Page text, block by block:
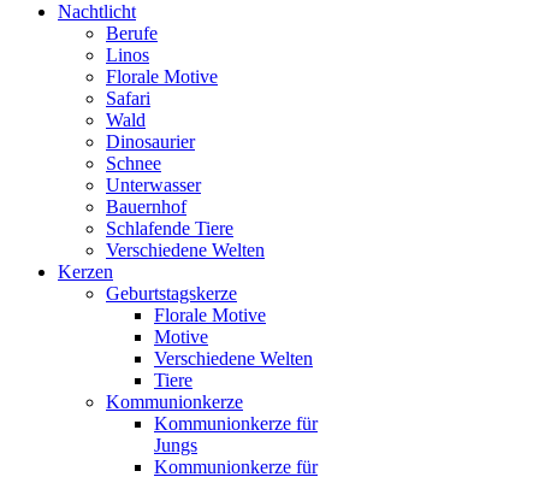
Nachtlicht
Berufe
Linos
Florale Motive
Safari
Wald
Dinosaurier
Schnee
Unterwasser
Bauernhof
Schlafende Tiere
Verschiedene Welten
Kerzen
Geburtstagskerze
Florale Motive
Motive
Verschiedene Welten
Tiere
Kommunionkerze
Kommunionkerze für
Jungs
Kommunionkerze für